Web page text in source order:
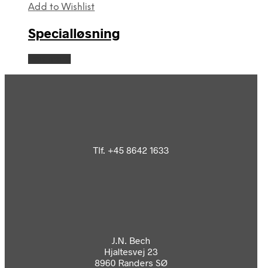
Add to Wishlist
Specialløsning
Tlf. +45 8642 1633
J.N. Bech
Hjaltesvej 23
8960 Randers SØ